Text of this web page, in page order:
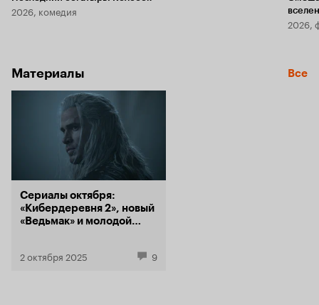
2026, комедия
2026,
Материалы Все
Сериалы октября:
«Кибердеревня 2», новый
«Ведьмак» и молодой
2 октября 2025 9